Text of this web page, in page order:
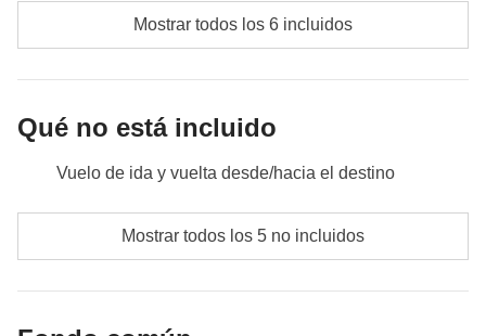
Mostrar todos los 6 incluidos
Qué no está incluido
Vuelo de ida y vuelta desde/hacia el destino
Comidas y bebidas donde no esté indicado
incluido"
Mostrar todos los 5 no incluidos